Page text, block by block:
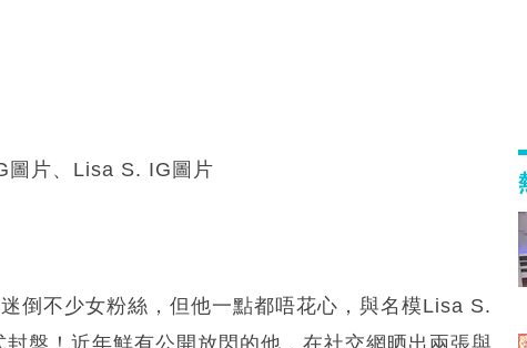
圖片、Lisa S. IG圖片
倒不少女粉絲，但他一點都唔花心，與名模Lisa S.
盤！近年鮮有公開放閃的他，在社交網晒出兩張與